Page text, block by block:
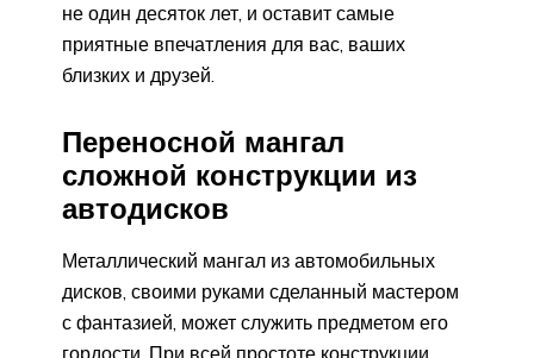
не один десяток лет, и оставит самые
приятные впечатления для вас, ваших
близких и друзей.
Переносной мангал
сложной конструкции из
автодисков
Металлический мангал из автомобильных
дисков, своими руками сделанный мастером
с фантазией, может служить предметом его
гордости. При всей простоте конструкции